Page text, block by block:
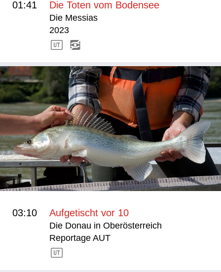
01:41 Die Toten vom Bodensee
Die Messias
2023
03:10 Aufgetischt vor 10
Die Donau in Oberösterreich
Reportage AUT